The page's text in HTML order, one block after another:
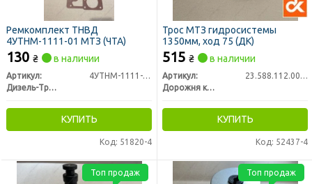
Ремкомплект ТНВД
4УТНМ-1111-01 МТЗ (ЧТА)
130 ₴ в наличии
Артикул:
4УТНМ-1111-01
Дизель-Транс
КУПИТЬ
Код: 51820-4
Трос МТЗ гидросистемы
1350мм, ход 75 (ДК)
515 ₴ в наличии
Артикул:
23.588.112.00.01-00
Дорожня карта
КУПИТЬ
Код: 52437-4
Топ продаж Топ продаж